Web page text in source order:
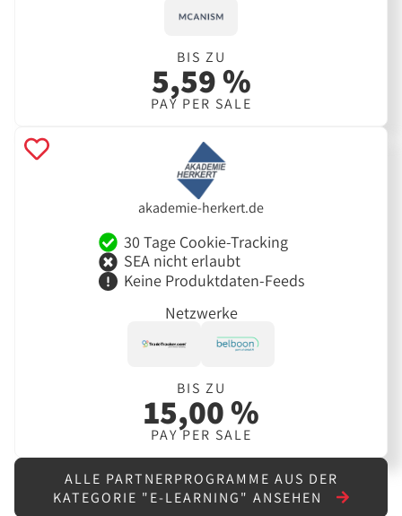
BIS ZU
5,59 %
PAY PER SALE
akademie-herkert.de
30 Tage Cookie-Tracking
SEA nicht erlaubt
Keine Produktdaten-Feeds
Netzwerke
BIS ZU
15,00 %
PAY PER SALE
ALLE PARTNERPROGRAMME AUS DER
KATEGORIE "E-LEARNING" ANSEHEN